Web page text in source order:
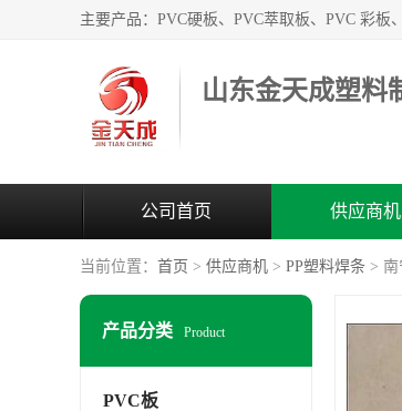
山东金天成塑料
公司首页 供应商机
当前位置： 首页 > 供应商机 > PP塑料焊条 > 南
产品分类 Product
PVC板